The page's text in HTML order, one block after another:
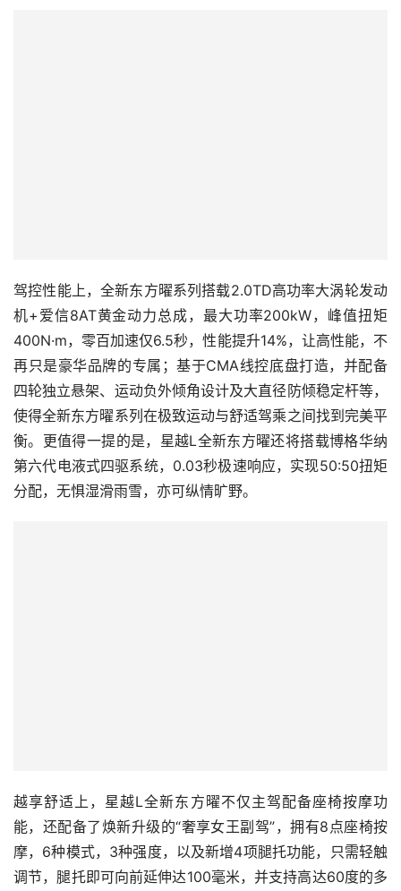
驾控性能上，全新东方曜系列搭载2.0TD高功率大涡轮发动
机+爱信8AT黄金动力总成，最大功率200kW，峰值扭矩
400N·m，零百加速仅6.5秒，性能提升14%，让高性能，不
再只是豪华品牌的专属；基于CMA线控底盘打造，并配备
四轮独立悬架、运动负外倾角设计及大直径防倾稳定杆等，
使得全新东方曜系列在极致运动与舒适驾乘之间找到完美平
衡。更值得一提的是，星越L全新东方曜还将搭载博格华纳
第六代电液式四驱系统，0.03秒极速响应，实现50:50扭矩
分配，无惧湿滑雨雪，亦可纵情旷野。
越享舒适上，星越L全新东方曜不仅主驾配备座椅按摩功
能，还配备了焕新升级的“奢享女王副驾”，拥有8点座椅按
摩，6种模式，3种强度，以及新增4项腿托功能，只需轻触
调节，腿托即可向前延伸达100毫米，并支持高达60度的多